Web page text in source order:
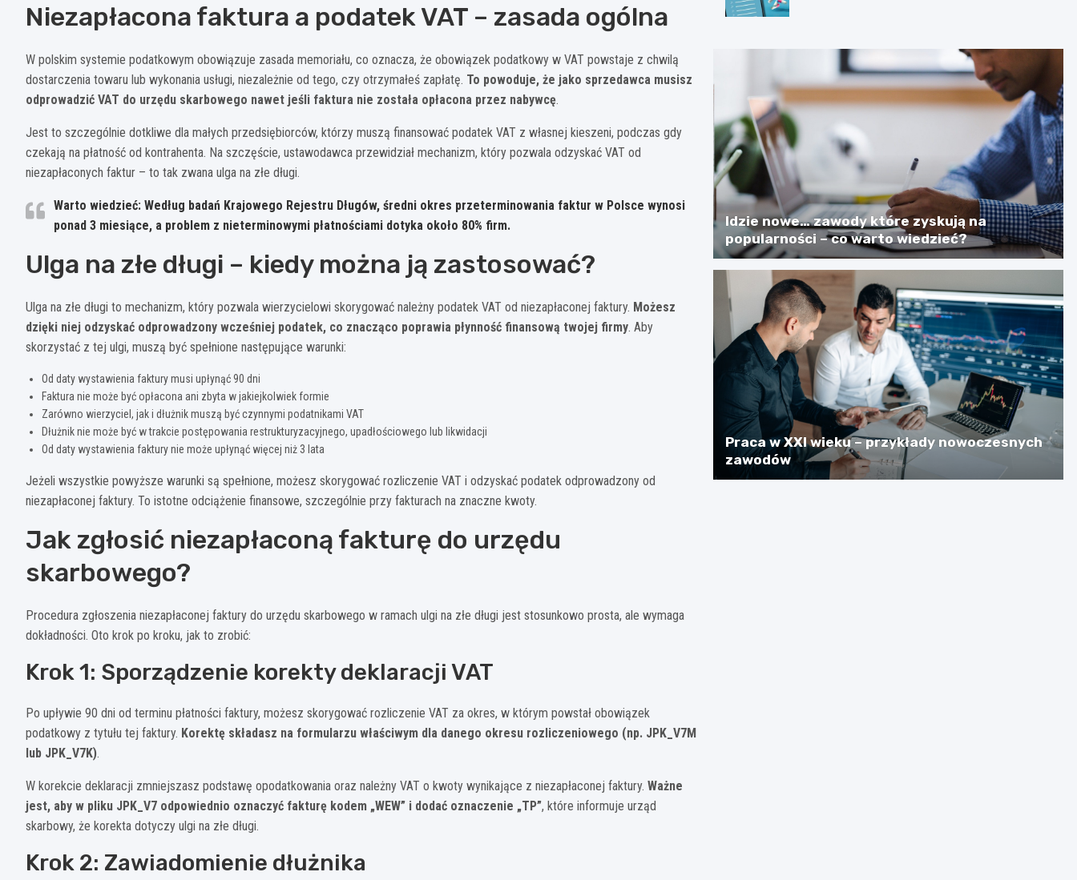
Niezapłacona faktura a podatek VAT – zasada ogólna
W polskim systemie podatkowym obowiązuje zasada memoriału, co oznacza, że obowiązek podatkowy w VAT powstaje z chwilą
dostarczenia towaru lub wykonania usługi, niezależnie od tego, czy otrzymałeś zapłatę. To powoduje, że jako sprzedawca musisz
odprowadzić VAT do urzędu skarbowego nawet jeśli faktura nie została opłacona przez nabywcę.
Jest to szczególnie dotkliwe dla małych przedsiębiorców, którzy muszą finansować podatek VAT z własnej kieszeni, podczas gdy
czekają na płatność od kontrahenta. Na szczęście, ustawodawca przewidział mechanizm, który pozwala odzyskać VAT od
niezapłaconych faktur – to tak zwana ulga na złe długi.
Warto wiedzieć: Według badań Krajowego Rejestru Długów, średni okres przeterminowania faktur w Polsce wynosi
ponad 3 miesiące, a problem z nieterminowymi płatnościami dotyka około 80% firm.
Ulga na złe długi – kiedy można ją zastosować?
Ulga na złe długi to mechanizm, który pozwala wierzycielowi skorygować należny podatek VAT od niezapłaconej faktury. Możesz
dzięki niej odzyskać odprowadzony wcześniej podatek, co znacząco poprawia płynność finansową twojej firmy. Aby
skorzystać z tej ulgi, muszą być spełnione następujące warunki:
Od daty wystawienia faktury musi upłynąć 90 dni
Faktura nie może być opłacona ani zbyta w jakiejkolwiek formie
Zarówno wierzyciel, jak i dłużnik muszą być czynnymi podatnikami VAT
Dłużnik nie może być w trakcie postępowania restrukturyzacyjnego, upadłościowego lub likwidacji
Od daty wystawienia faktury nie może upłynąć więcej niż 3 lata
Jeżeli wszystkie powyższe warunki są spełnione, możesz skorygować rozliczenie VAT i odzyskać podatek odprowadzony od
niezapłaconej faktury. To istotne odciążenie finansowe, szczególnie przy fakturach na znaczne kwoty.
Jak zgłosić niezapłaconą fakturę do urzędu
skarbowego?
Procedura zgłoszenia niezapłaconej faktury do urzędu skarbowego w ramach ulgi na złe długi jest stosunkowo prosta, ale wymaga
dokładności. Oto krok po kroku, jak to zrobić:
Krok 1: Sporządzenie korekty deklaracji VAT
Po upływie 90 dni od terminu płatności faktury, możesz skorygować rozliczenie VAT za okres, w którym powstał obowiązek
podatkowy z tytułu tej faktury. Korektę składasz na formularzu właściwym dla danego okresu rozliczeniowego (np. JPK_V7M
lub JPK_V7K).
W korekcie deklaracji zmniejszasz podstawę opodatkowania oraz należny VAT o kwoty wynikające z niezapłaconej faktury. Ważne
jest, aby w pliku JPK_V7 odpowiednio oznaczyć fakturę kodem „WEW” i dodać oznaczenie „TP”, które informuje urząd
skarbowy, że korekta dotyczy ulgi na złe długi.
Krok 2: Zawiadomienie dłużnika
Idzie nowe… zawody które zyskują na
popularności – co warto wiedzieć?
Praca w XXI wieku – przykłady nowoczesnych
zawodów